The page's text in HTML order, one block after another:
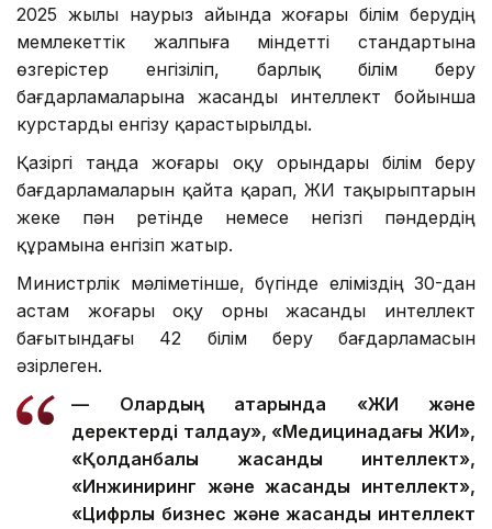
2025 жылы наурыз айында жоғары білім берудің
мемлекеттік жалпыға міндетті стандартына
өзгерістер енгізіліп, барлық білім беру
бағдарламаларына жасанды интеллект бойынша
курстарды енгізу қарастырылды.
Қазіргі таңда жоғары оқу орындары білім беру
бағдарламаларын қайта қарап, ЖИ тақырыптарын
жеке пән ретінде немесе негізгі пәндердің
құрамына енгізіп жатыр.
Министрлік мәліметінше, бүгінде еліміздің 30-дан
астам жоғары оқу орны жасанды интеллект
бағытындағы 42 білім беру бағдарламасын
әзірлеген.
— Олардың қатарында «ЖИ және
деректерді талдау», «Медицинадағы ЖИ»,
«Қолданбалы жасанды интеллект»,
«Инжиниринг және жасанды интеллект»,
«Цифрлық бизнес және жасанды интеллект